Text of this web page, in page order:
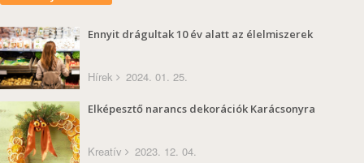
Ennyit drágultak 10 év alatt az élelmiszerek
Hírek 2024. 01. 25.
Elképesztő narancs dekorációk Karácsonyra
Kreatív 2023. 12. 04.